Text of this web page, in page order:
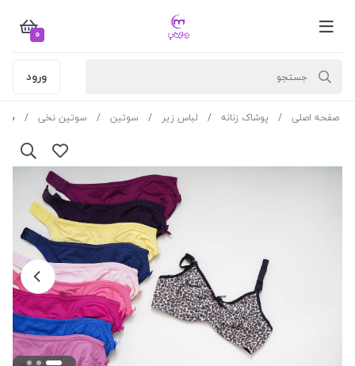
0
ورود
صفحه اصلی پوشاک زنانه لباس زیر سوتین سوتین نخی